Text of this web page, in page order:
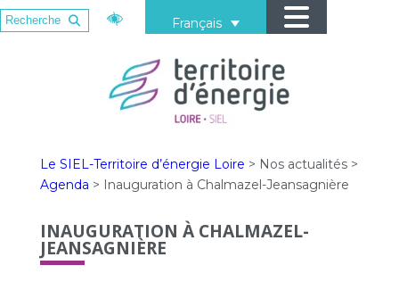
Français
Le SIEL-Territoire d’énergie Loire > Nos actualités>
Agenda > Inauguration à Chalmazel-Jeansagnière
INAUGURATION À CHALMAZEL-
JEANSAGNIÈRE